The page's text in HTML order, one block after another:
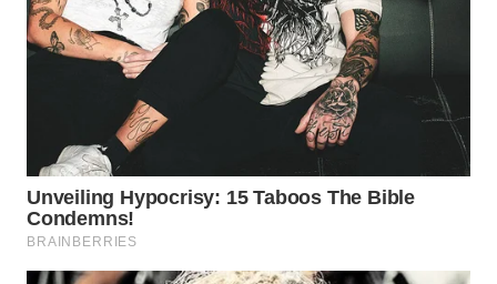
SEMARANG
WN
BOROBUDUR
MADURA